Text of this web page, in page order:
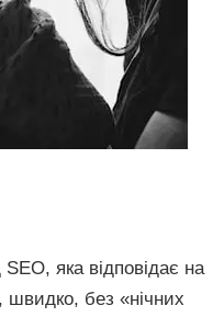
яка відповідає на
без «нічних